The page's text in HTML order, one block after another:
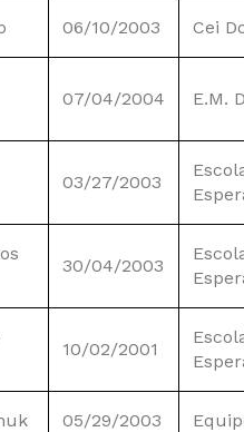
06/10/2003 Cei
07/04/2004 E.M.
03/27/2003
30/04/2003
10/02/2001
05/29/2003